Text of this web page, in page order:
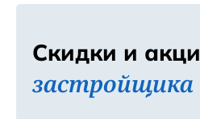
Скидки и
застройщика